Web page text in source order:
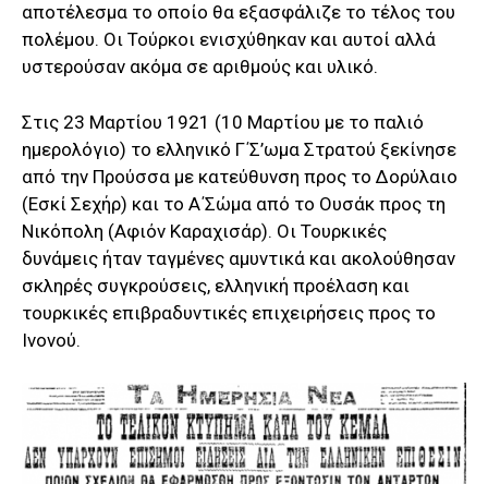
αποτέλεσμα το οποίο θα εξασφάλιζε το τέλος του
πολέμου. Οι Τούρκοι ενισχύθηκαν και αυτοί αλλά
υστερούσαν ακόμα σε αριθμούς και υλικό.
Στις 23 Μαρτίου 1921 (10 Μαρτίου με το παλιό
ημερολόγιο) το ελληνικό Γ΄Σ’ωμα Στρατού ξεκίνησε
από την Προύσσα με κατεύθυνση προς το Δορύλαιο
(Εσκί Σεχήρ) και το Α΄Σώμα από το Ουσάκ προς τη
Νικόπολη (Αφιόν Καραχισάρ). Οι Τουρκικές
δυνάμεις ήταν ταγμένες αμυντικά και ακολούθησαν
σκληρές συγκρούσεις, ελληνική προέλαση και
τουρκικές επιβραδυντικές επιχειρήσεις προς το
Ινονού.